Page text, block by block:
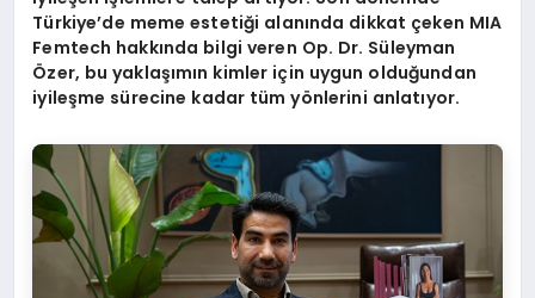
Türkiye’de meme estetiği alanında dikkat çeken MIA
Femtech hakkında bilgi veren Op. Dr. Süleyman
Özer, bu yaklaşımın kimler için uygun olduğundan
iyileşme sürecine kadar tüm yönlerini anlatıyor.